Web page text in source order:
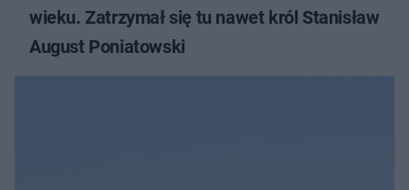
wieku. Zatrzymał się tu nawet król Stanisław
August Poniatowski